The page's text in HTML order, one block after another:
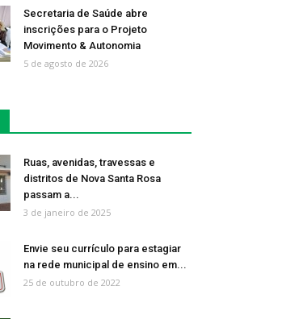
Secretaria de Saúde abre
inscrições para o Projeto
Movimento & Autonomia
5 de agosto de 2026
Ruas, avenidas, travessas e
distritos de Nova Santa Rosa
passam a...
3 de janeiro de 2025
Envie seu currículo para estagiar
na rede municipal de ensino em...
25 de outubro de 2022